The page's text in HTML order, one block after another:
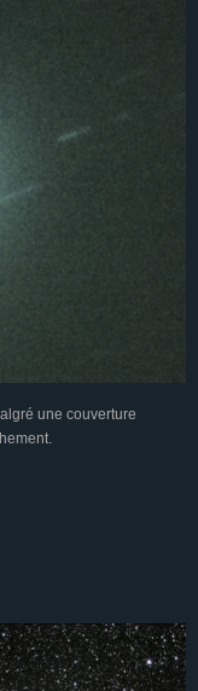
une couverture